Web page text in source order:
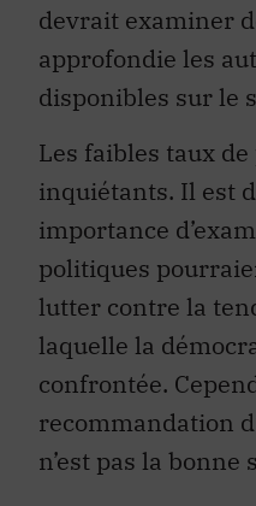
devrait examiner
approfondie les
disponibles sur le
Les faibles taux
inquiétants. Il est
importance
politiques
lutter contre la
laquelle la
confrontée.
recommandation
n’est pas la bonne